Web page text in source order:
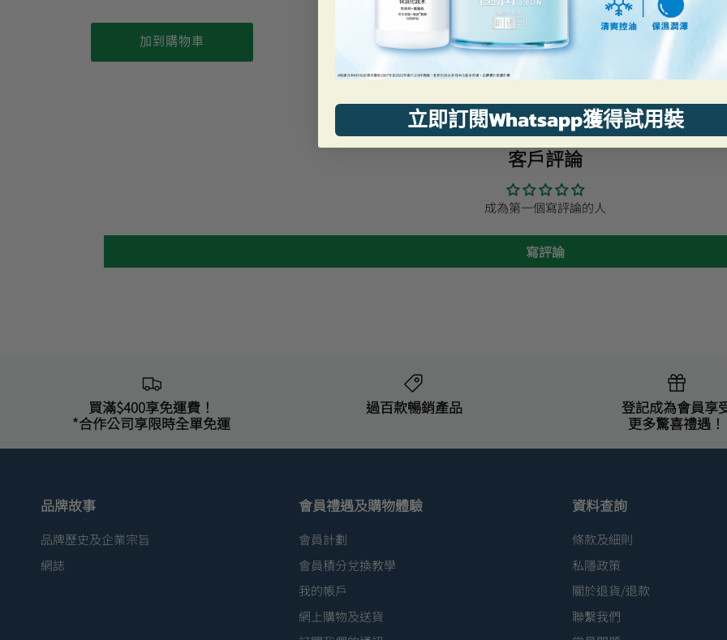
加到購物車
客戶評論
成為第一個寫評論的人
寫評論
買滿$400享免運費！
*合作公司享限時全單免運
過百款暢銷產品
登記成為會員享
更多驚喜禮遇！
品牌故事
品牌歷史及企業宗旨
網誌
會員禮遇及購物體驗
會員計劃
會員積分兌換教學
我的帳戶
網上購物及送貨
資料查詢
條款及細則
私隱政策
關於退貨/退款
聯繫我們
立即訂閱Whatsapp獲得試用裝